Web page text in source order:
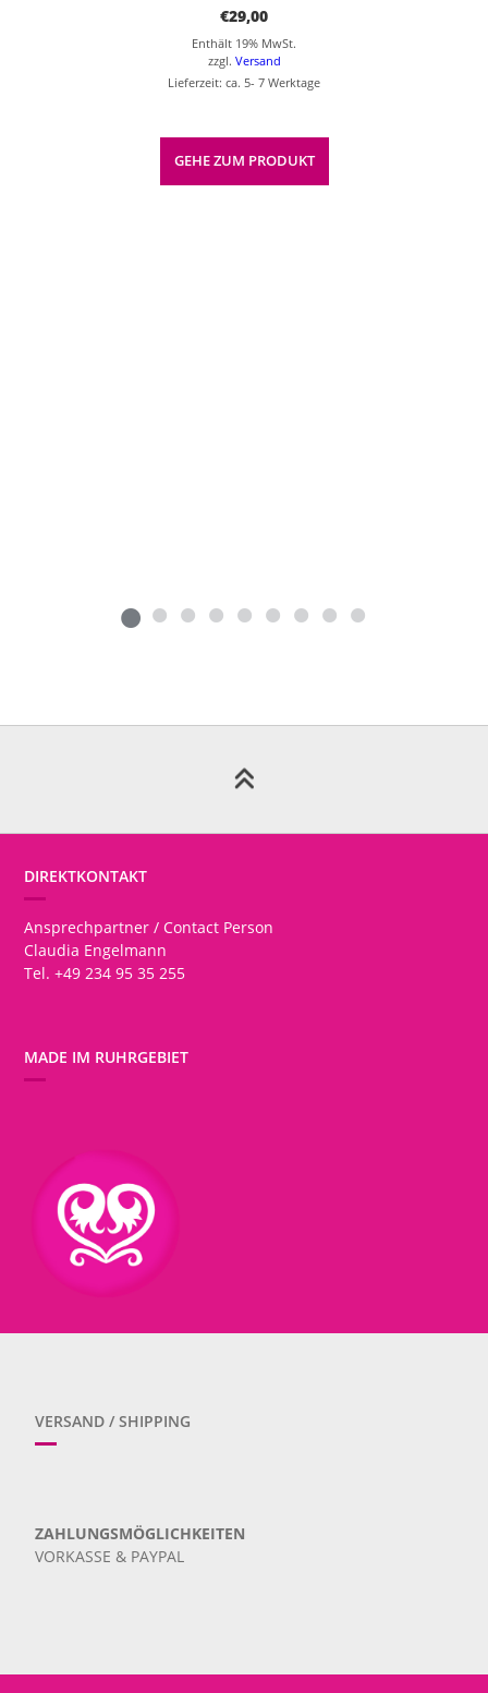
€29,00
Enthält 19% MwSt.
zzgl. Versand
Lieferzeit: ca. 5- 7 Werktage
GEHE ZUM PRODUKT
DIREKTKONTAKT
Ansprechpartner / Contact Person
Claudia Engelmann
Tel. +49 234 95 35 255
MADE IM RUHRGEBIET
VERSAND / SHIPPING
ZAHLUNGSMÖGLICHKEITEN
VORKASSE & PAYPAL